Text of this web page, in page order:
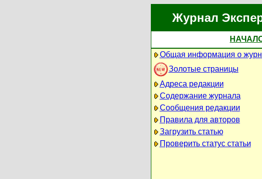
Журнал
Общая информация о
Золотые страницы
Адреса редакции
Содержание журнала
Сообщения редакции
Правила для авторов
Загрузить статью
Проверить статус статьи